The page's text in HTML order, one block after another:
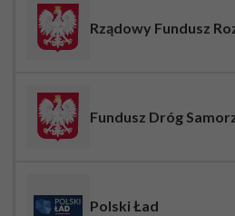
Rządowy Fundusz
Fundusz Dróg
Polski Ład